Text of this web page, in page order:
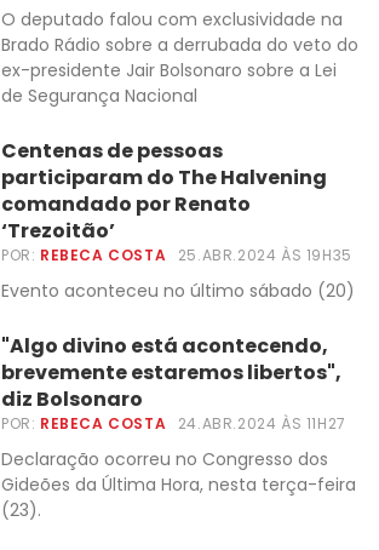
O deputado falou com exclusividade na
Brado Rádio sobre a derrubada do veto do
ex-presidente Jair Bolsonaro sobre a Lei
de Segurança Nacional
Centenas de pessoas
participaram do The Halvening
comandado por Renato
‘Trezoitão’
POR: REBECA COSTA 25.ABR.2024 ÀS 19H35
Evento aconteceu no último sábado (20)
"Algo divino está acontecendo,
brevemente estaremos libertos",
diz Bolsonaro
POR: REBECA COSTA 24.ABR.2024 ÀS 11H27
Declaração ocorreu no Congresso dos
Gideões da Última Hora, nesta terça-feira
(23).